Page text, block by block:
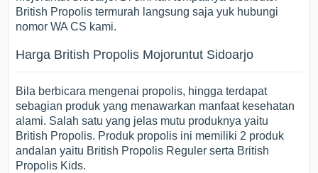
British Propolis termurah langsung saja yuk hubungi
nomor WA CS kami.
Harga British Propolis Mojoruntut Sidoarjo
Bila berbicara mengenai propolis, hingga terdapat
sebagian produk yang menawarkan manfaat kesehatan
alami. Salah satu yang jelas mutu produknya yaitu
British Propolis. Produk propolis ini memiliki 2 produk
andalan yaitu British Propolis Reguler serta British
Propolis Kids.